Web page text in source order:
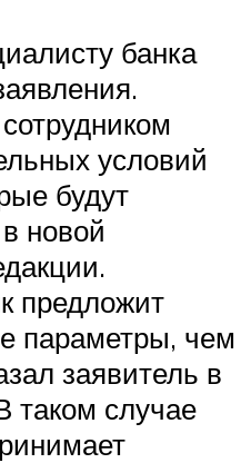
банка
условий
будут
новой
предложит
параметры, чем
заявитель в
таком случае